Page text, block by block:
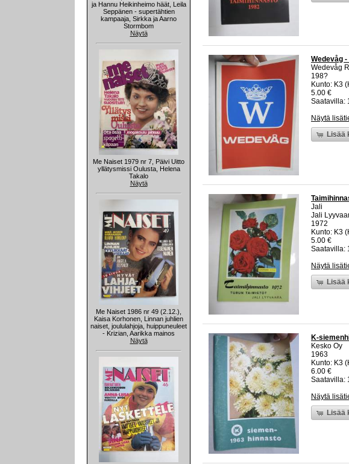
ja Hannu Heikinheimo häät, Leila
Seppänen - supertähtien
kampaaja, Sirkka ja Aarno
Stormbom
Näytä
Me Naiset 1979 nr 7, Päivi Uitto
yllätysmissi Oulusta, Helena
Takalo
Näytä
Me Naiset 1986 nr 49 (2.12.),
Kaisa Korhonen, Linnan juhlien
naiset, joululahjoja, huippuneuleet
- Krizian, Aarikka mainos
Näytä
Wedevåg
Wedevåg
198?
Kunto: K3
5.00 €
Saatavilla:
Näytä
Lisää
Jali
Jali
1972
Kunto: K3
5.00 €
Saatavilla:
Näytä
Lisää
K-
Kesko Oy
1963
Kunto: K3
6.00 €
Saatavilla:
Näytä
Lisää